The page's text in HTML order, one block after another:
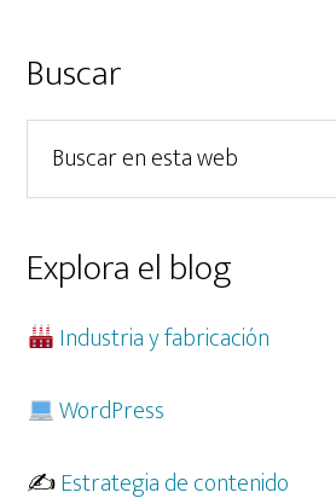
para
tu
empresa
Barra
lateral
principal
Buscar
esta
web
Explora el blog
Industria y fabricación
WordPress
✍️Estrategia de contenido